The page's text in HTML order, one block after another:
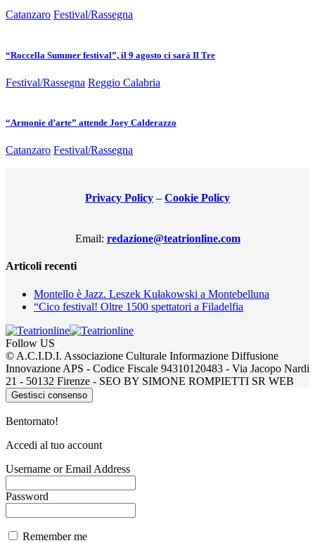
Catanzaro Festival/Rassegna
“Roccella Summer festival”, il 9 agosto ci sarà Il Tre
Festival/Rassegna Reggio Calabria
“Armonie d’arte” attende Joey Calderazzo
Catanzaro Festival/Rassegna
Privacy Policy – Cookie Policy
Email: redazione@teatrionline.com
Articoli recenti
Montello è Jazz. Leszek Kułakowski a Montebelluna
“Cico festival! Oltre 1500 spettatori a Filadelfia
Follow US
© A.C.I.D.I. Associazione Culturale Informazione Diffusione
Innovazione APS - Codice Fiscale 94310120483 - Via Jacopo Nardi
21 - 50132 Firenze - SEO BY SIMONE ROMPIETTI SR WEB
Gestisci consenso
Bentornato!
Accedi al tuo account
Username or Email Address
Password
Remember me